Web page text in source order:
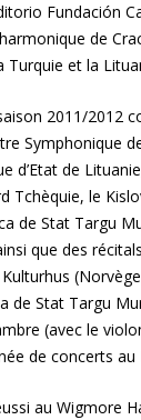
Fundación
de
Turquie et la
2011/2012
Symphonique
d’Etat de
Tchèquie, le
de Stat Targu
que des
de Stat Targu
(avec le
de concerts au
au Wigmore